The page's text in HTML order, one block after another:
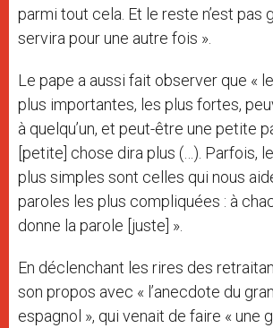
parmi tout cela. Et le reste n’est pas
servira pour une autre fois ».
Le pape a aussi fait observer que «
plus importantes, les plus fortes,
à quelqu’un, et peut-être une petite
[petite] chose dira plus (…). Parfois,
plus simples sont celles qui nous
paroles les plus compliquées : à
donne la parole [juste] ».
En déclenchant les rires des
son propos avec « l’anecdote du
espagnol », qui venait de faire « une